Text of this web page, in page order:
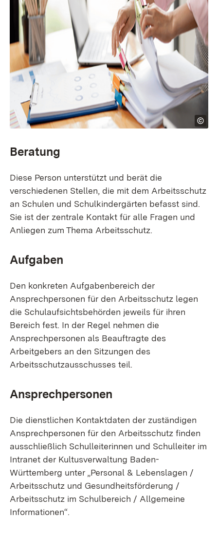
Beratung
Diese Person unterstützt und berät die
verschiedenen Stellen, die mit dem Arbeitsschutz
an Schulen und Schulkindergärten befasst sind.
Sie ist der zentrale Kontakt für alle Fragen und
Anliegen zum Thema Arbeitsschutz.
Aufgaben
Den konkreten Aufgabenbereich der
Ansprechpersonen für den Arbeitsschutz legen
die Schulaufsichtsbehörden jeweils für ihren
Bereich fest. In der Regel nehmen die
Ansprechpersonen als Beauftragte des
Arbeitgebers an den Sitzungen des
Arbeitsschutzausschusses teil.
Ansprechpersonen
Die dienstlichen Kontaktdaten der zuständigen
Ansprechpersonen für den Arbeitsschutz finden
ausschließlich Schulleiterinnen und Schulleiter im
Intranet der Kultusverwaltung Baden-
Württemberg unter „Personal & Lebenslagen /
Arbeitsschutz und Gesundheitsförderung /
Arbeitsschutz im Schulbereich / Allgemeine
Informationen“.